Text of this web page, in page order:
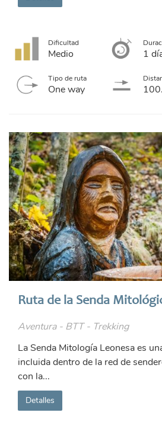
Dificultad
Medio 1
Tipo de ruta
One way
Ruta de la Senda
Aventura - BTT - Trekking
La Senda Mitología Leonesa es
incluida dentro de la red de
con la...
Detalles